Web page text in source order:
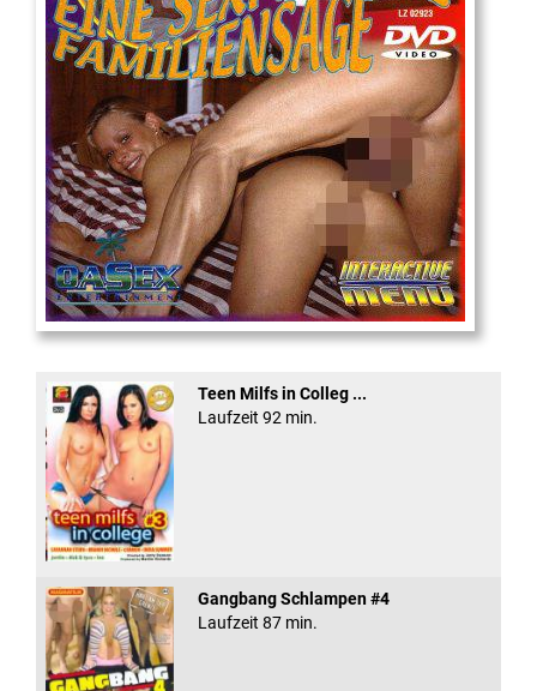
Eine Sexplosieve Fam ...
Teen Milfs in Colleg ...
Laufzeit 92 min.
Gangbang Schlampen #4
Laufzeit 87 min.